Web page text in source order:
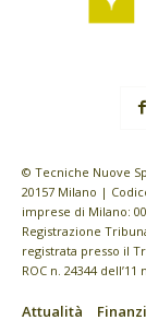
© Tecniche Nuove
20157 Milano |
imprese di Milano:
Registrazione
registrata presso il
ROC n. 24344 dell’11
Attualità